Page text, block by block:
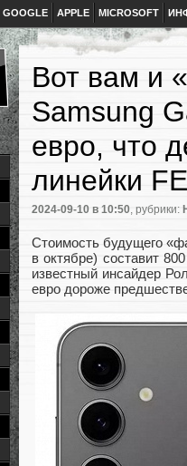
GOOGLE APPLE MICROSOFT
Вот вам и
Samsung
евро, что
линейки FE
2024-09-10 в 10:50, рубрики:
Стоимость будущего
в октябре) составит
известный инсайдер
евро дороже